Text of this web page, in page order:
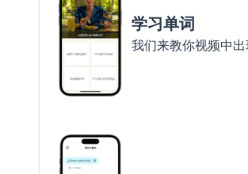
学习单词
我们来教你视频中